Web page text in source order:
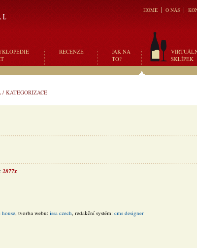
HOME O NÁS
RECENZE
JAK NA
TO?
SKLÍPEK
/ KATEGORIZACE
2877x
house, tvorba webu: issa czech, redakční systém: cms designer